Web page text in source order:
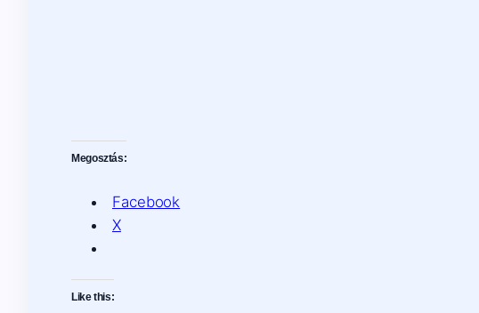
Megosztás:
Facebook
X
Like this: